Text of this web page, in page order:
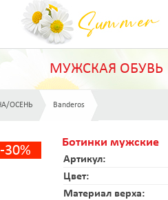
МУЖСКАЯ ОБУВЬ
ОСЕНЬ Banderos
-30%
Ботинки мужские
Артикул:
Цвет:
Материал верха: